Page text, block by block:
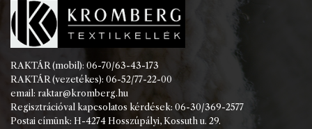
RAKTÁR (mobil): 06-70/63-43-173
RAKTÁR (vezetékes): 06-52/77-22-00
email: raktar@kromberg.hu
Regisztrációval kapcsolatos kérdések: 06-30/369-2577
Postai címünk: H-4274 Hosszúpályi, Kossuth u. 29.